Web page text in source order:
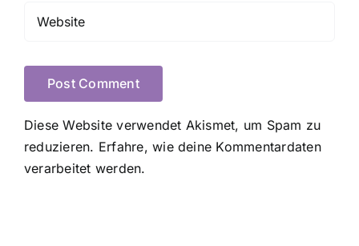
reduzieren.Erfahre, wie deine Kommentardaten
verarbeitet werden.